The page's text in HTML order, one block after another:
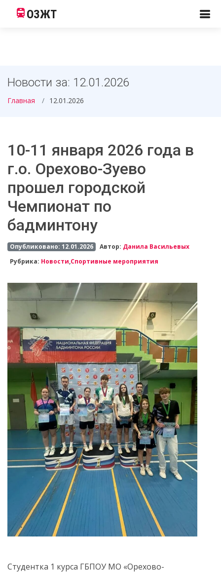
ОЗЖТ
Новости за: 12.01.2026
Главная 12.01.2026
10-11 января 2026 года в
г.о. Орехово-Зуево
прошел городской
Чемпионат по
бадминтону
Опубликовано: 12.01.2026 Автор: Данила Васильевых
Рубрика: Новости,Спортивные мероприятия
Студентка 1 курса ГБПОУ МО «Орехово-